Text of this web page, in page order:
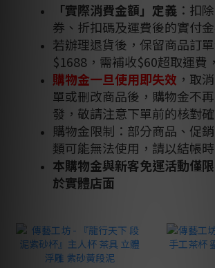
「實際消費金額」定義 ：扣
券、折扣碼及運費後的實付
若辦理退貨後，保留商品訂
$1688，需補收$60超取運費
購物金一旦使用即失效 ，取
單或刪改商品後，購物金不
發，敬請注意下單前的核對
購物金限制：部分商品、促
類可能無法使用，請以結帳
本購物金與新客免運活動僅
於實體店面